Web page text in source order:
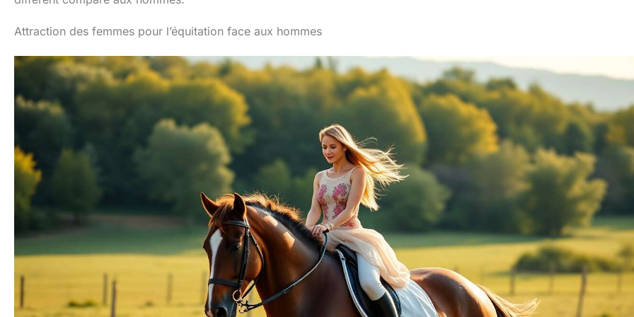
grandit avec eux
et adaptés aux enfants :
pas de bords tranchants,
pas d'odeurs
désagréables, pas de
soucis. Le tissu du cheval
en peluche est super doux
et toutes les pièces en
plastique sont robustes,
lavables et non toxiques.
Conforme aux normes de
sécurité. Idéal pour les
enfants de 3 à 12 ans
Encourage l'empathie, la
responsabilité et la
créativité : plus qu'un
simple jouet – un outil
d'apprentissage.
L'alimentation, l'entretien
et l'entretien d'un cheval
en peluche favorise les
compétences sociales, la
inventer : avec plusieurs
chevaux dans un même
coffret, les enfants créent
des aventures variées et
multiplient les mises en
scène autour des
chevaux, des poneys, de
la prairie et des animaux
de la ferme. Idée cadeau :
enfants de 3 ans et plus,
filles et garçons, qui
aiment les chevaux, les
poneys, les figurines
d’animaux et les jeux
d’imagination autour de
l’écurie et de la ferme.
Attraction des femmes pour l’équitation face aux hommes